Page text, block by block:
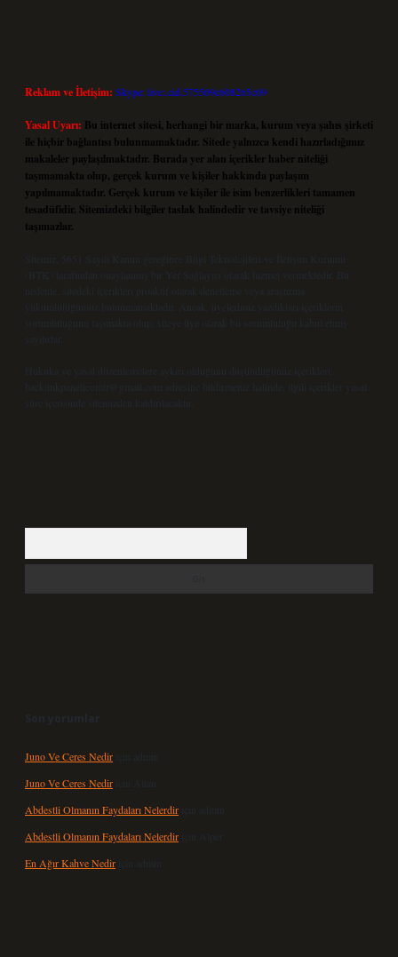
Reklam ve İletişim: Skype: live:.cid.575569c608265c69
Yasal Uyarı: Bu internet sitesi, herhangi bir marka, kurum veya şahıs şirketi
ile hiçbir bağlantısı bulunmamaktadır. Sitede yalnızca kendi hazırladığımız
makaleler paylaşılmaktadır. Burada yer alan içerikler haber niteliği
taşımamakta olup, gerçek kurum ve kişiler hakkında paylaşım
yapılmamaktadır. Gerçek kurum ve kişiler ile isim benzerlikleri tamamen
tesadüfidir. Sitemizdeki bilgiler taslak halindedir ve tavsiye niteliği
taşımazlar.
Sitemiz, 5651 Sayılı Kanun gereğince Bilgi Teknolojileri ve İletişim Kurumu
(BTK) tarafından onaylanmış bir Yer Sağlayıcı olarak hizmet vermektedir. Bu
nedenle, sitedeki içerikleri proaktif olarak denetleme veya araştırma
yükümlülüğümüz bulunmamaktadır. Ancak, üyelerimiz yazdıkları içeriklerin
sorumluluğunu taşımakta olup, siteye üye olarak bu sorumluluğu kabul etmiş
sayılırlar.
Hukuka ve yasal düzenlemelere aykırı olduğunu düşündüğünüz içerikleri,
backlinkpanelicomtr@gmail.com
adresine bildirmeniz halinde, ilgili içerikler yasal
süre içerisinde sitemizden kaldırılacaktır.
Son yorumlar
Juno Ve Ceres Nedir için
admin
Juno Ve Ceres Nedir için Altan
Abdestli Olmanın Faydaları Nelerdir için
admin
Abdestli Olmanın Faydaları Nelerdir için Alper
En Ağır Kahve Nedir için admin